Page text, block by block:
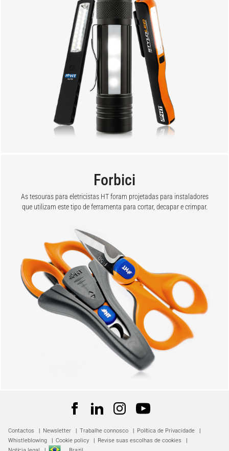
Forbici
As tesouras para eletricistas HT foram projetadas para instaladores
que utilizam este tipo de ferramenta para cortar, decapar e crimpar.
Contactos Newsletter Trabalhe connosco Política de Privacidade
Whistleblowing
Cookie policy Revise suas escolhas de cookies